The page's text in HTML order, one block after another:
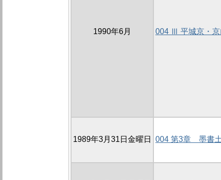
1990年6月 004 Ⅲ 平城京・
1989年3月31日金曜日 004 第3章 墨書